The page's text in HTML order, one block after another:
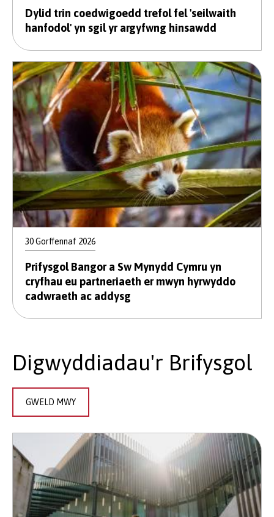
Dylid trin coedwigoedd trefol fel 'seilwaith
hanfodol' yn sgil yr argyfwng hinsawdd
30 Gorffennaf 2026
Prifysgol Bangor a Sw Mynydd Cymru yn
cryfhau eu partneriaeth er mwyn hyrwyddo
cadwraeth ac addysg
Digwyddiadau'r Brifysgol
GWELD MWY